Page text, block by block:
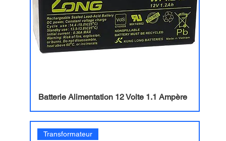
Batterie Alimentation 12 Volte 1.1 Ampère
Transformateur